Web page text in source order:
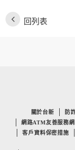
回列表
關於台新 防
網路ATM友善服務網
客戶資料保密措施